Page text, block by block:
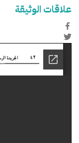
علاقات الوثيقة